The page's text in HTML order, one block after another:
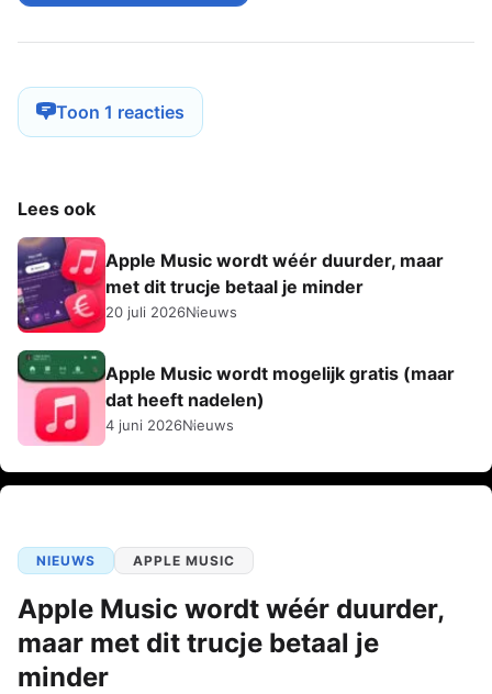
Toon 1 reacties
Lees ook
Apple Music wordt wéér duurder, maar
met dit trucje betaal je minder
20 juli 2026Nieuws
Apple Music wordt mogelijk gratis (maar
dat heeft nadelen)
4 juni 2026Nieuws
NIEUWS APPLE MUSIC
Apple Music wordt wéér duurder,
maar met dit trucje betaal je
minder